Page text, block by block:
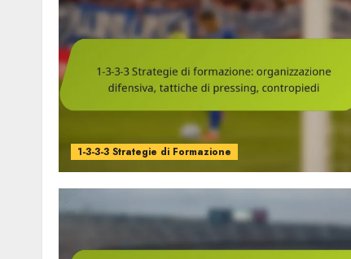
1-3-3-3 Strategie di Formazione